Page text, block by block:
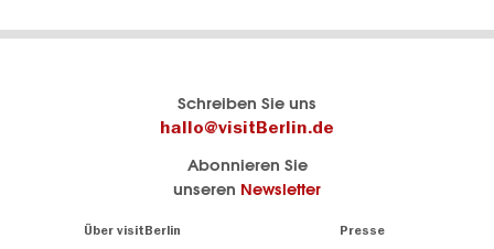
Schreiben Sie uns
hallo@visitBerlin.de
Abonnieren Sie
unseren Newsletter
Über visitBerlin Presse
sind